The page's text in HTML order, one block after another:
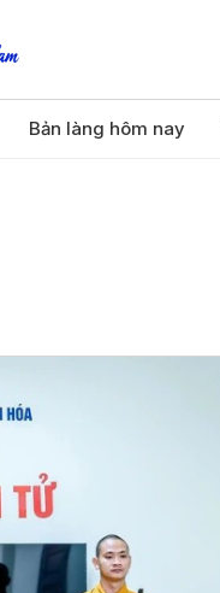
Bản làng hôm nay